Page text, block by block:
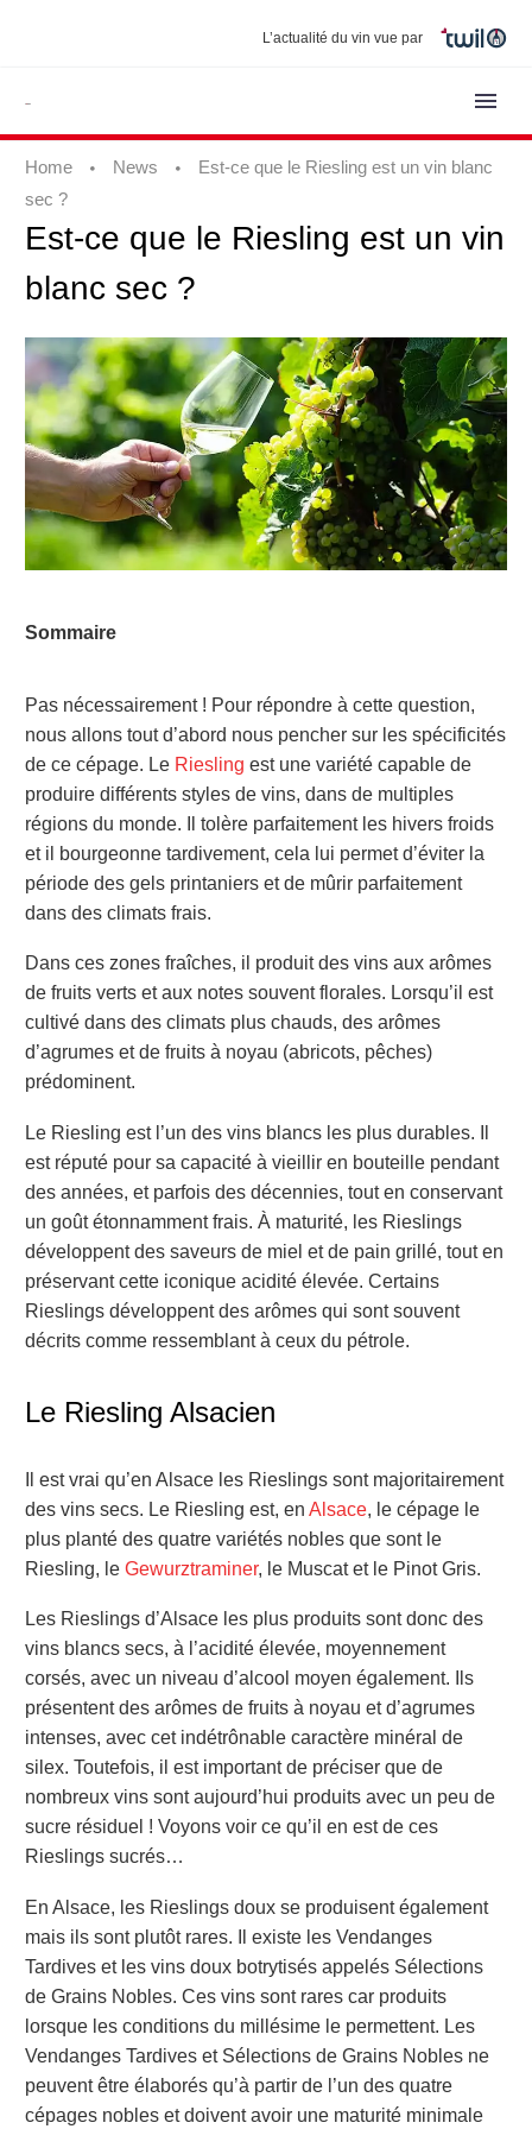
L’actualité du vin vue par
Home News
Est-ce que le Riesling est un vin blanc
sec ?
Est-ce que le Riesling est un vin
blanc sec ?
Sommaire
Pas nécessairement ! Pour répondre à cette question,
nous allons tout d’abord nous pencher sur les spécificités
de ce cépage. Le Riesling est une variété capable de
produire différents styles de vins, dans de multiples
régions du monde. Il tolère parfaitement les hivers froids
et il bourgeonne tardivement, cela lui permet d’éviter la
période des gels printaniers et de mûrir parfaitement
dans des climats frais.
Dans ces zones fraîches, il produit des vins aux arômes
de fruits verts et aux notes souvent florales. Lorsqu’il est
cultivé dans des climats plus chauds, des arômes
d’agrumes et de fruits à noyau (abricots, pêches)
prédominent.
Le Riesling est l’un des vins blancs les plus durables. Il
est réputé pour sa capacité à vieillir en bouteille pendant
des années, et parfois des décennies, tout en conservant
un goût étonnamment frais. À maturité, les Rieslings
développent des saveurs de miel et de pain grillé, tout en
préservant cette iconique acidité élevée. Certains
Rieslings développent des arômes qui sont souvent
décrits comme ressemblant à ceux du pétrole.
Le Riesling Alsacien
Il est vrai qu’en Alsace les Rieslings sont majoritairement
des vins secs. Le Riesling est, en Alsace, le cépage le
plus planté des quatre variétés nobles que sont le
Riesling, le Gewurztraminer, le Muscat et le Pinot Gris.
Les Rieslings d’Alsace les plus produits sont donc des
vins blancs secs, à l’acidité élevée, moyennement
corsés, avec un niveau d’alcool moyen également. Ils
présentent des arômes de fruits à noyau et d’agrumes
intenses, avec cet indétrônable caractère minéral de
silex. Toutefois, il est important de préciser que de
nombreux vins sont aujourd’hui produits avec un peu de
sucre résiduel ! Voyons voir ce qu’il en est de ces
Rieslings sucrés…
En Alsace, les Rieslings doux se produisent également
mais ils sont plutôt rares. Il existe les Vendanges
Tardives et les vins doux botrytisés appelés Sélections
de Grains Nobles. Ces vins sont rares car produits
lorsque les conditions du millésime le permettent. Les
Vendanges Tardives et Sélections de Grains Nobles ne
peuvent être élaborés qu’à partir de l’un des quatre
cépages nobles et doivent avoir une maturité minimale